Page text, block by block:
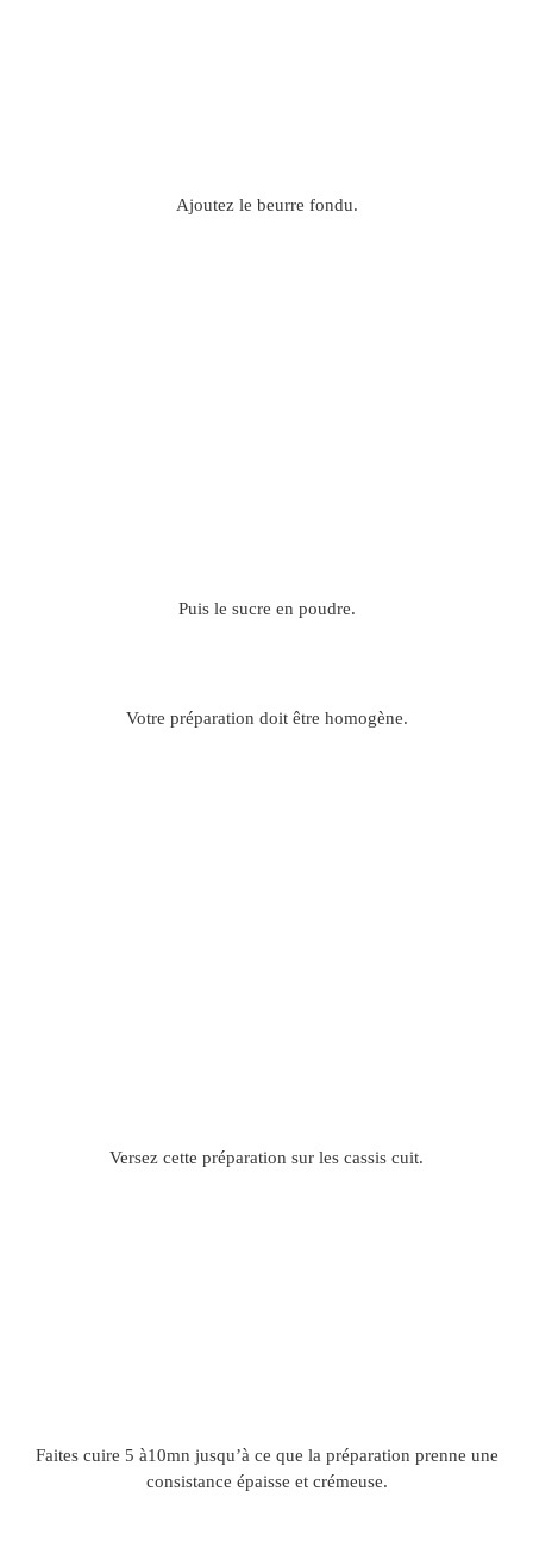
Ajoutez le beurre fondu.
Puis le sucre en poudre.
Votre préparation doit être homogène.
Versez cette préparation sur les cassis cuit.
Faites cuire 5 à10mn jusqu’à ce que la préparation prenne une
consistance épaisse et crémeuse.